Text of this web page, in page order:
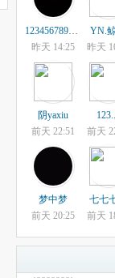
123456789040331
昨天 14:25
YN.
昨天
阴yaxiu
前天 22:51
前天
梦中梦
前天 20:25
七七
前天